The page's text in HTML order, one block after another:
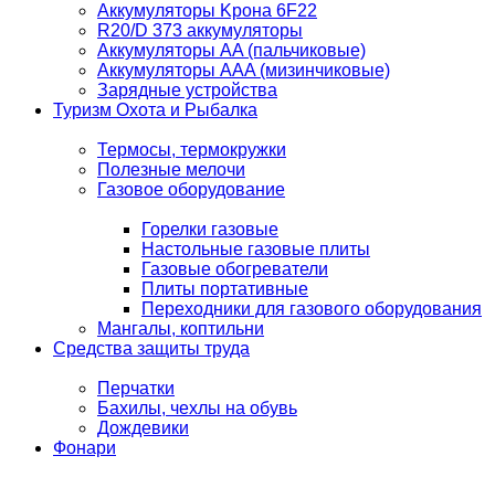
Аккумуляторы Kрона 6F22
R20/D 373 аккумуляторы
Аккумуляторы AA (пальчиковые)
Аккумуляторы AAA (мизинчиковые)
Зарядные устройства
Туризм Охота и Рыбалка
Термосы, термокружки
Полезные мелочи
Газовое оборудование
Горелки газовые
Настольные газовые плиты
Газовые обогреватели
Плиты портативные
Переходники для газового оборудования
Мангалы, коптильни
Средства защиты труда
Перчатки
Бахилы, чехлы на обувь
Дождевики
Фонари